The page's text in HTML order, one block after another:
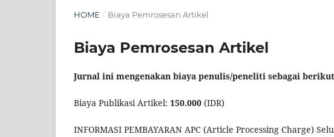
HOME / Biaya Pemrosesan Artikel
Biaya Pemrosesan Artikel
Jurnal ini mengenakan biaya penulis/peneliti sebagai
Biaya Publikasi Artikel: 150.000 (IDR)
INFORMASI PEMBAYARAN APC (Article Processing Charge)